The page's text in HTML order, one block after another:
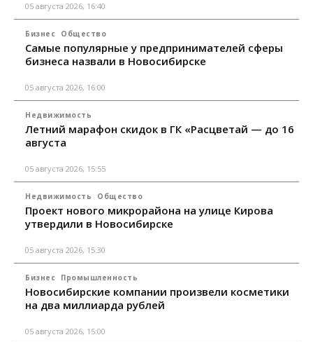
05 августа 2026, 16:40
Бизнес Общество
Самые популярные у предпринимателей сферы
бизнеса назвали в Новосибирске
05 августа 2026, 16:00
Недвижимость
Летний марафон скидок в ГК «Расцветай — до 16
августа
05 августа 2026, 15:55
Недвижимость Общество
Проект нового микрорайона на улице Кирова
утвердили в Новосибирске
05 августа 2026, 15:30
Бизнес Промышленность
Новосибирские компании произвели косметики
на два миллиарда рублей
05 августа 2026, 15:00